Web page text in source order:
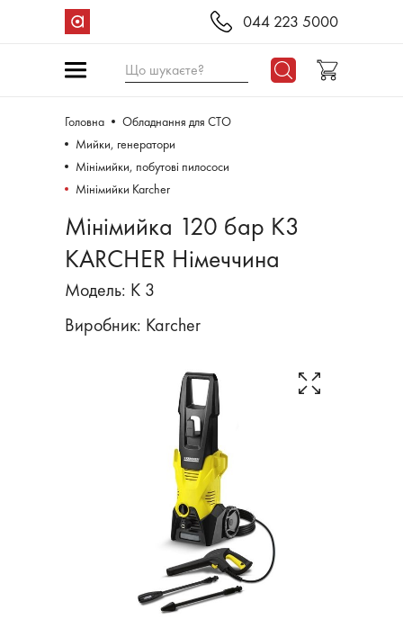
044 223 5000
Що шукаєте?
Головна
Обладнання для СТО
Мийки, генератори
Мінімийки, побутові пилососи
Мінімийки Karcher
Мінімийка 120 бар K3
KARCHER Німеччина
Модель: K 3
Виробник: Karcher